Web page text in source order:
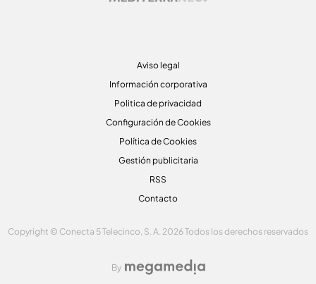
Aviso legal
Información corporativa
Politica de privacidad
Configuración de Cookies
Política de Cookies
Gestión publicitaria
RSS
Contacto
Copyright © Conecta 5 Telecinco, S. A. 2026 Todos los derechos reservados
By